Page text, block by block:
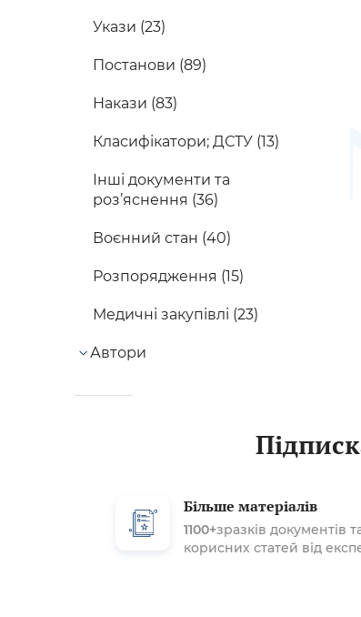
Укази (23)
Постанови (89)
Накази (83)
Класифікатори; ДСТУ (13)
Інші документи та
роз’яснення (36)
Воєнний стан (40)
Розпорядження (15)
Медичні закупівлі (23)
Автори
Більше матеріалів
1100+зразків документів
корисних статей від